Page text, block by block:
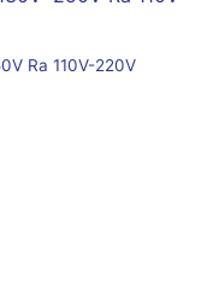
Ra 110V-220V